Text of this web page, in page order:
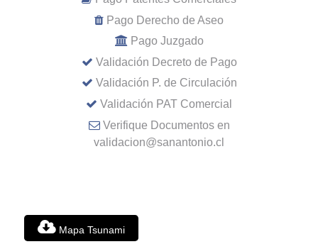
Pago Derecho de Aseo
Pago Juzgado
Validación Decreto de Pago
Validación P. de Circulación
Validación PAT Comercial
Verifique Documentos en
validacion@sanantonio.cl
Mapa Tsunami